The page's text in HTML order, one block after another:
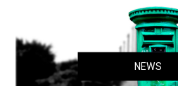
NEWS